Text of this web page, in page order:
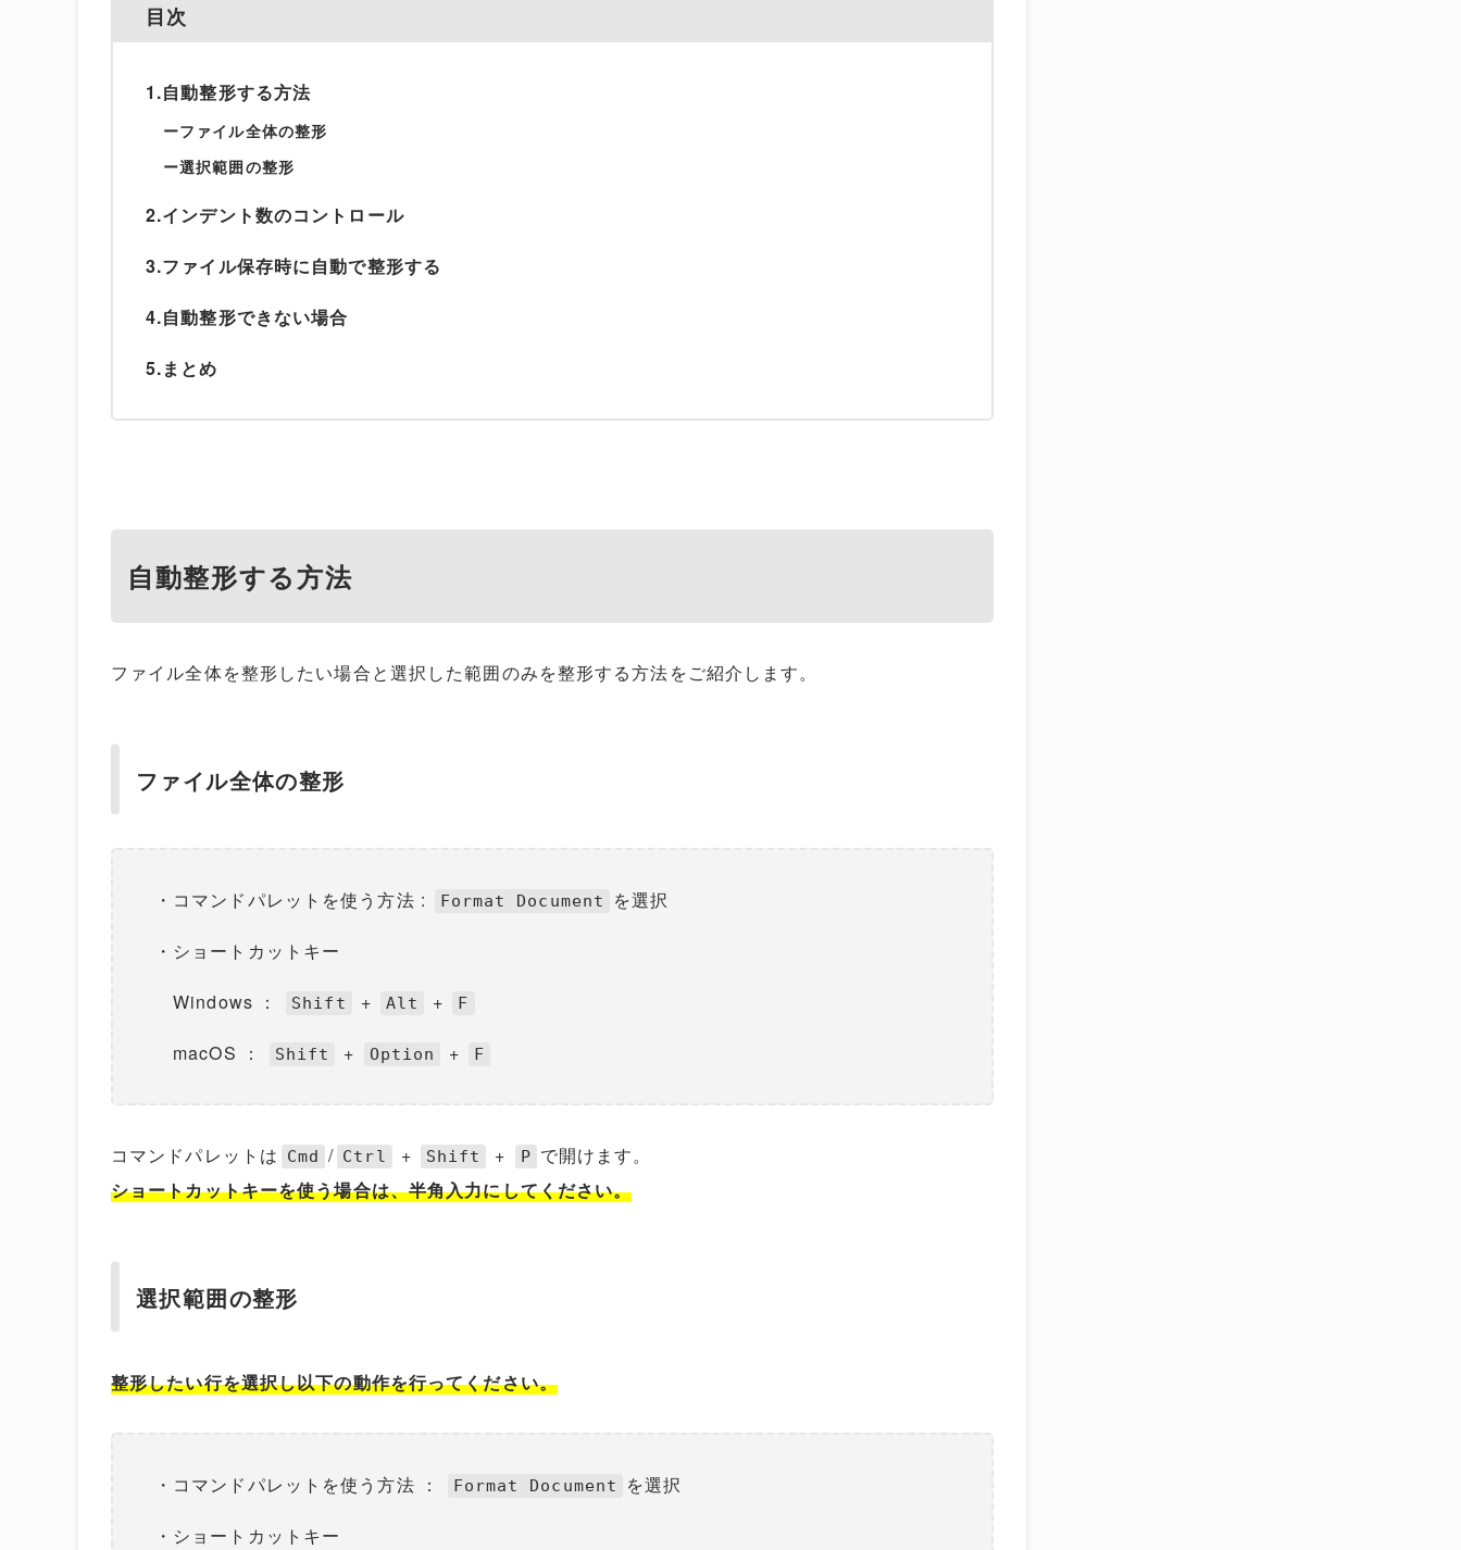
目次
1.自動整形する方法
ーファイル全体の整形
ー選択範囲の整形
2.インデント数のコントロール
3.ファイル保存時に自動で整形する
4.自動整形できない場合
5.まとめ
自動整形する方法
ファイル全体を整形したい場合と選択した範囲のみを整形する方法をご紹介します。
ファイル全体の整形
・コマンドパレットを使う方法 : Format Document を選択
・ショートカットキー
Windows ： Shift + Alt + F
macOS ： Shift + Option + F
コマンドパレットは Cmd / Ctrl + Shift + P で開けます。
ショートカットキーを使う場合は、半角入力にしてください。
選択範囲の整形
整形したい行を選択し以下の動作を行ってください。
・コマンドパレットを使う方法 ： Format Document を選択
・ショートカットキー